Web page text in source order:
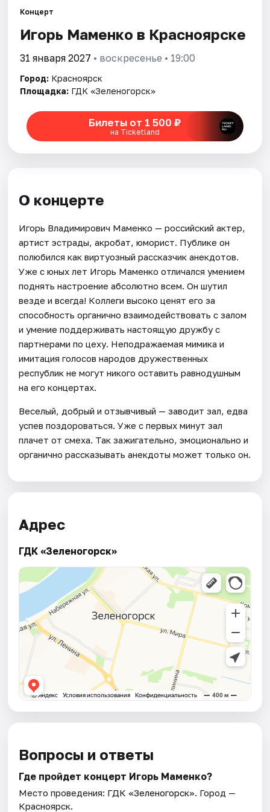
Города
Площадки
Артисты
Рейтинги
Концерт
Игорь Маменко в Красноярске
31 января 2027 • воскресенье • 19:00
Город: Красноярск
Площадка: ГДК «Зеленогорск»
Билеты от 1 500 ₽
на Ticketland
О концерте
Игорь Владимирович Маменко — российский актер,
артист эстрады, акробат, юморист. Публике он
полюбился как виртуозный рассказчик анекдотов.
Уже с юных лет Игорь Маменко отличался умением
поднять настроение абсолютно всем. Он шутил
везде и всегда! Коллеги высоко ценят его за
способность органично взаимодействовать с залом
и умение поддерживать настоящую дружбу с
партнерами по цеху. Неподражаемая мимика и
имитация голосов народов дружественных
республик не могут никого оставить равнодушным
на его концертах.
Веселый, добрый и отзывчивый — заводит зал, едва
успев поздороваться. Уже с первых минут зал
плачет от смеха. Так зажигательно, эмоционально и
органично рассказывать анекдоты может только он.
Адрес
ГДК «Зеленогорск»
Вопросы и ответы
Где пройдет концерт Игорь Маменко?
Место проведения: ГДК «Зеленогорск». Город —
Красноярск.